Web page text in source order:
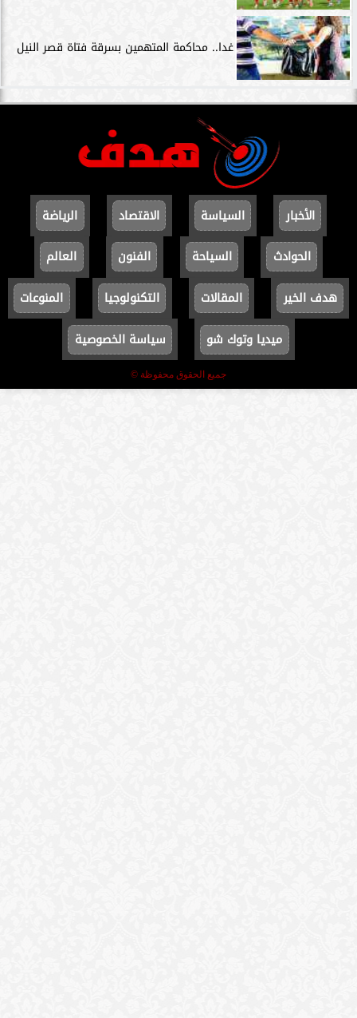
غدا.. محاكمة المتهمين بسرقة فتاة قصر النيل
الأخبار السياسة الاقتصاد
الرياضة
الحوادث
السياحة الفنون
العالم
هدف الخير
المقالات التكنولوجيا
المنوعات
ميديا وتوك شو
سياسة الخصوصية
جميع الحقوق محفوظة ©